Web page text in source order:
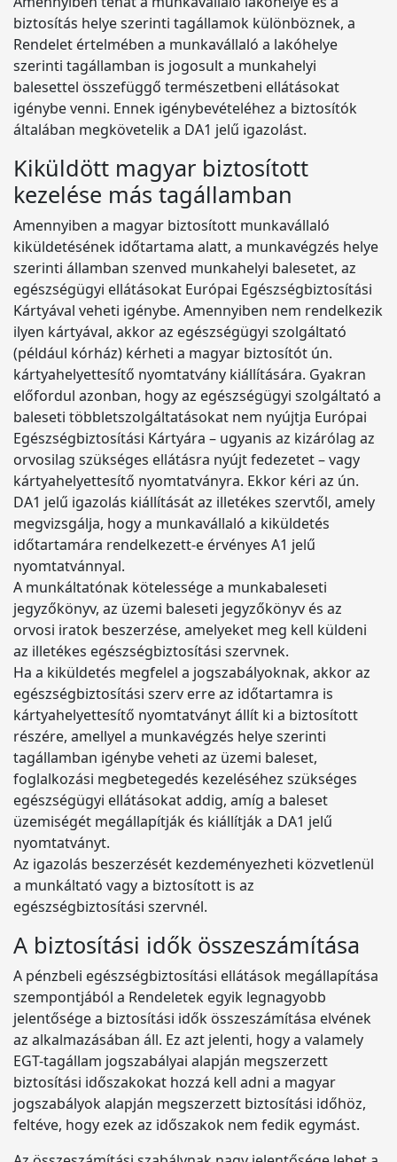
biztosítás helye szerinti tagállamok különböznek, a
Rendelet értelmében a munkavállaló a lakóhelye
szerinti tagállamban is jogosult a munkahelyi
balesettel összefüggő természetbeni ellátásokat
igénybe venni. Ennek igénybevételéhez a biztosítók
általában megkövetelik a DA1 jelű igazolást.
Kiküldött magyar biztosított
kezelése más tagállamban
Amennyiben a magyar biztosított munkavállaló
kiküldetésének időtartama alatt, a munkavégzés helye
szerinti államban szenved munkahelyi balesetet, az
egészségügyi ellátásokat Európai Egészségbiztosítási
Kártyával veheti igénybe. Amennyiben nem rendelkezik
ilyen kártyával, akkor az egészségügyi szolgáltató
(például kórház) kérheti a magyar biztosítót ún.
kártyahelyettesítő nyomtatvány kiállítására. Gyakran
előfordul azonban, hogy az egészségügyi szolgáltató a
baleseti többletszolgáltatásokat nem nyújtja Európai
Egészségbiztosítási Kártyára – ugyanis az kizárólag az
orvosilag szükséges ellátásra nyújt fedezetet – vagy
kártyahelyettesítő nyomtatványra. Ekkor kéri az ún.
DA1 jelű igazolás kiállítását az illetékes szervtől, amely
megvizsgálja, hogy a munkavállaló a kiküldetés
időtartamára rendelkezett-e érvényes A1 jelű
nyomtatvánnyal.
A munkáltatónak kötelessége a munkabaleseti
jegyzőkönyv, az üzemi baleseti jegyzőkönyv és az
orvosi iratok beszerzése, amelyeket meg kell küldeni
az illetékes egészségbiztosítási szervnek.
Ha a kiküldetés megfelel a jogszabályoknak, akkor az
egészségbiztosítási szerv erre az időtartamra is
kártyahelyettesítő nyomtatványt állít ki a biztosított
részére, amellyel a munkavégzés helye szerinti
tagállamban igénybe veheti az üzemi baleset,
foglalkozási megbetegedés kezeléséhez szükséges
egészségügyi ellátásokat addig, amíg a baleset
üzemiségét megállapítják és kiállítják a DA1 jelű
nyomtatványt.
Az igazolás beszerzését kezdeményezheti közvetlenül
a munkáltató vagy a biztosított is az
egészségbiztosítási szervnél.
A biztosítási idők összeszámítása
A pénzbeli egészségbiztosítási ellátások megállapítása
szempontjából a Rendeletek egyik legnagyobb
jelentősége a biztosítási idők összeszámítása elvének
az alkalmazásában áll. Ez azt jelenti, hogy a valamely
EGT-tagállam jogszabályai alapján megszerzett
biztosítási időszakokat hozzá kell adni a magyar
jogszabályok alapján megszerzett biztosítási időhöz,
feltéve, hogy ezek az időszakok nem fedik egymást.